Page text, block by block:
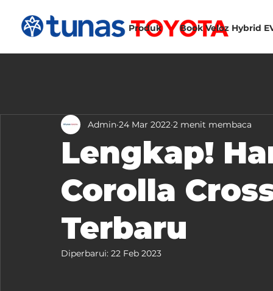
Produk Book Veloz Hybrid
Lengkap!
Corolla
Terbaru
Admin 24 Mar 2022 2 menit membaca
Diperbarui: 22 Feb 2023